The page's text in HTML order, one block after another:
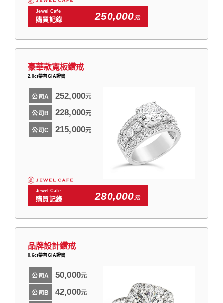
Jewel Cafe
購買記錄 250,000元
豪華款寬板鑽戒
2.0ct帶有GIA證書
公司A 252,000元
公司B 228,000元
公司C 215,000元
Jewel Cafe
購買記錄 280,000元
品牌設計鑽戒
0.6ct帶有GIA證書
公司A 50,000元
公司B 42,000元